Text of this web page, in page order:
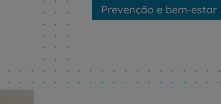
Prevenção e bem-estar